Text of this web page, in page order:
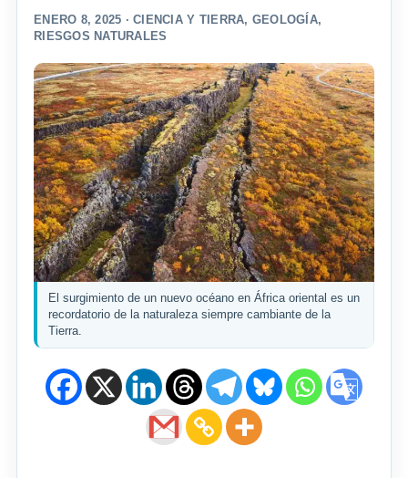
ENERO 8, 2025 ·CIENCIA Y TIERRA, GEOLOGÍA,
RIESGOS NATURALES
El surgimiento de un nuevo océano en África oriental es un
recordatorio de la naturaleza siempre cambiante de la
Tierra.